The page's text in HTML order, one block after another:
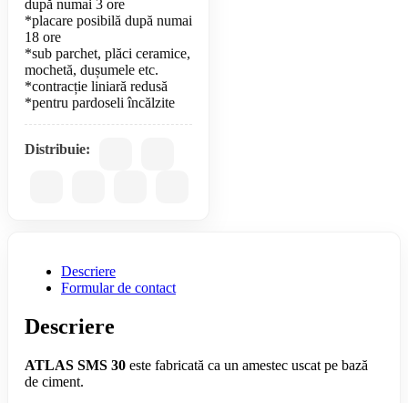
după numai 3 ore
*placare posibilă după numai
18 ore
*sub parchet, plăci ceramice,
mochetă, dușumele etc.
*contracție liniară redusă
Distribuie:
Descriere
Formular de contact
Descriere
ATLAS SMS 30 este fabricată ca un amestec uscat pe bază
de ciment.